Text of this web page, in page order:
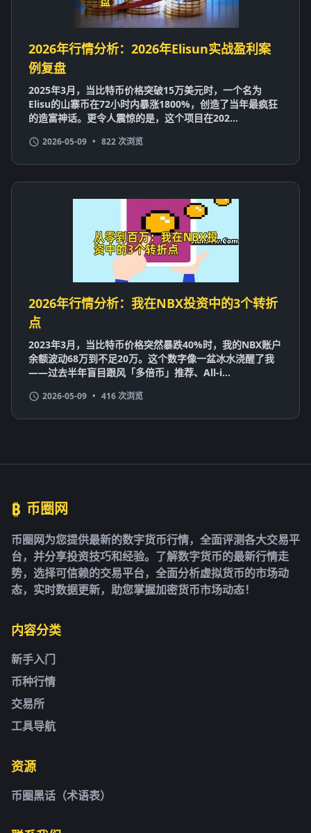
2026年行情分析：2026年Elisun实战盈利案
例复盘
2025年3月，当比特币价格突破15万美元时，一个名为
Elisu的山寨币在72小时内暴涨1800%，创造了当年最疯狂
的造富神话。更令人震惊的是，这个项目在202...
2026-05-09 • 822 次浏览
2026年行情分析：我在NBX投资中的3个转折
点
2023年3月，当比特币价格突然暴跌40%时，我的NBX账户
余额波动68万到不足20万。这个数字像一盆冰水浇醒了我
——过去半年盲目跟风「多倍币」推荐、All-i...
2026-05-09 • 416 次浏览
₿ 币圈网
币圈网为您提供最新的数字货币行情，全面评测各大交易平
台，并分享投资技巧和经验。了解数字货币的最新行情走
势，选择可信赖的交易平台，全面分析虚拟货币的市场动
态，实时数据更新，助您掌握加密货币市场动态！
内容分类
新手入门
币种行情
交易所
工具导航
资源
币圈黑话（术语表）